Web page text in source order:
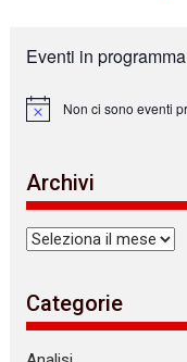
Eventi in programma
N
c
e
Non ci sono eventi
Archivi
Archivi
Categorie